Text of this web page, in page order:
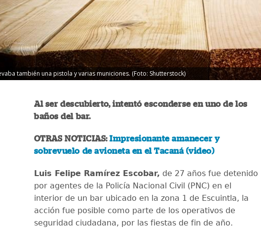
también una pistola y varias municiones. (Foto: Shutterstock)
Al ser descubierto, intentó esconderse en uno de los
baños del bar.
OTRAS NOTICIAS:Impresionante amanecer y
sobrevuelo de avioneta en el Tacaná (video)
Luis Felipe Ramírez Escobar, de 27 años fue detenido
por agentes de la Policía Nacional Civil (PNC) en el
interior de un bar ubicado en la zona 1 de Escuintla, la
acción fue posible como parte de los operativos de
seguridad ciudadana, por las fiestas de fin de año.